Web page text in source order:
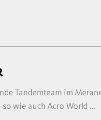
Tandemteam im
wie auch Acro World ...